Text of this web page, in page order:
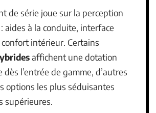
de série joue sur la perception
aides à la conduite, interface
intérieur. Certains
affichent une dotation
l’entrée de gamme, d’autres
options les plus séduisantes
supérieures.